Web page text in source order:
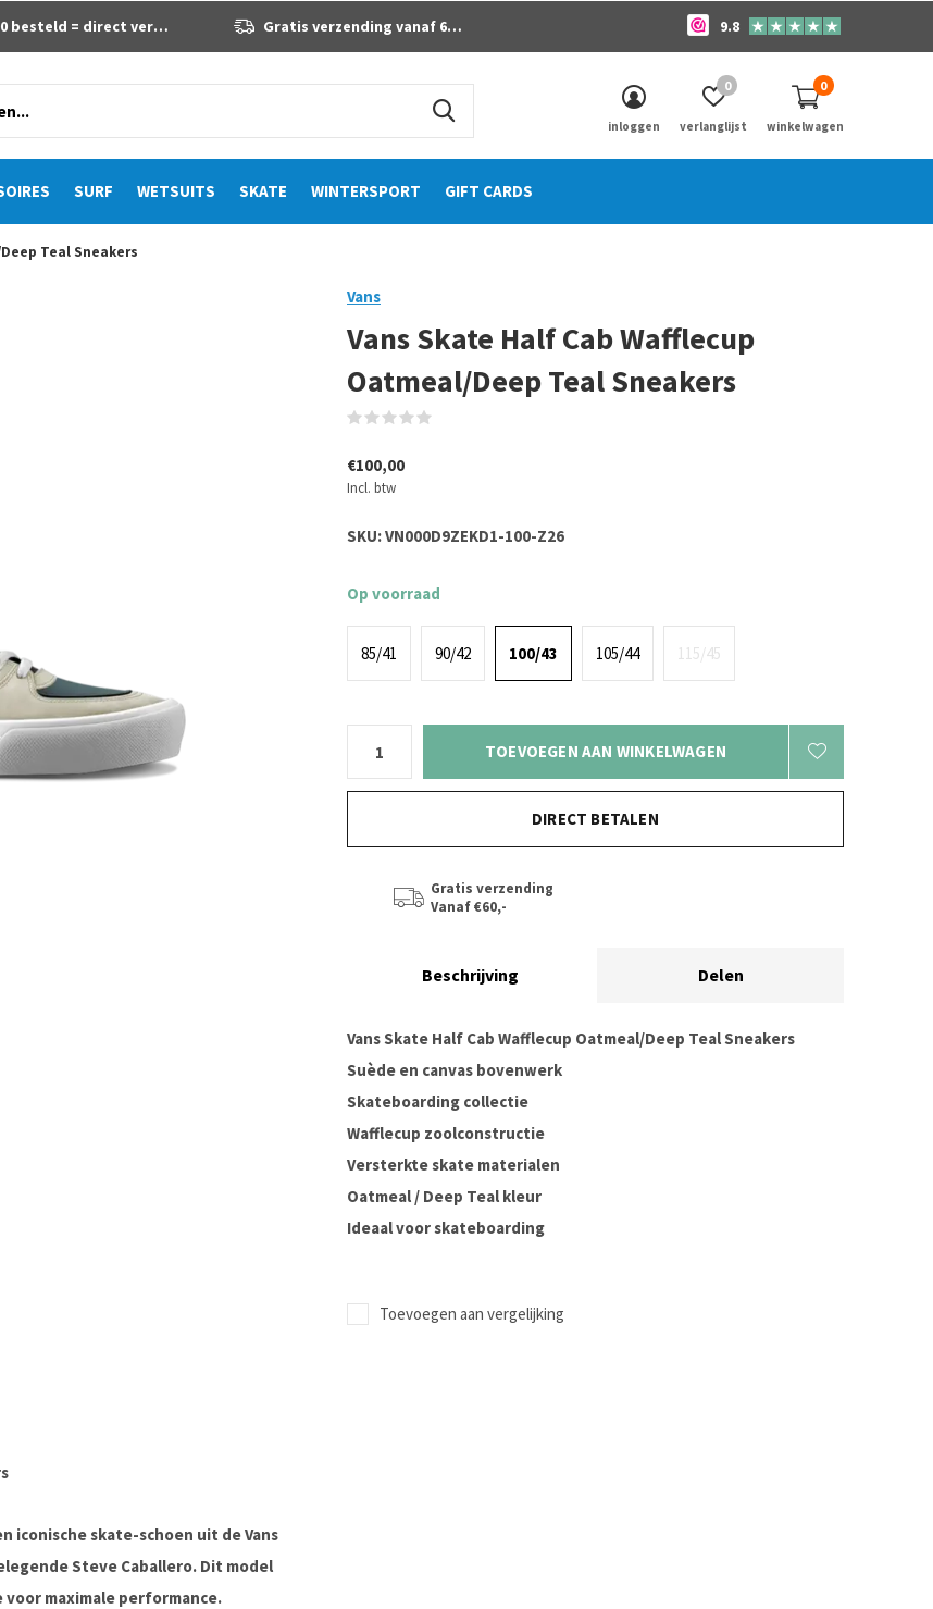
SURF WETSUITS SKATE WINTERSPORT GIFT CARDS
inloggen verlanglijst
0
winkelwagen
0
= direct verzonden Gratis verzending vanaf 60 euro 9.8
Teal Sneakers
Vans
Vans Skate Half Cab Wafflecup
Oatmeal/Deep Teal Sneakers
€100,00
Incl. btw
SKU:VN000D9ZEKD1-100-Z26
Op voorraad
85/41 90/42 100/43 105/44 115/45
TOEVOEGEN AAN WINKELWAGEN
DIRECT BETALEN
Gratis verzending
Vanaf €60,-
Beschrijving Delen
Vans Skate Half Cab Wafflecup Oatmeal/Deep Teal Sneakers
Suède en canvas bovenwerk
Skateboarding collectie
Wafflecup zoolconstructie
Versterkte skate materialen
Oatmeal / Deep Teal kleur
Ideaal voor skateboarding
Toevoegen aan vergelijking
iconische skate-schoen uit de Vans
Steve Caballero. Dit model
maximale performance.